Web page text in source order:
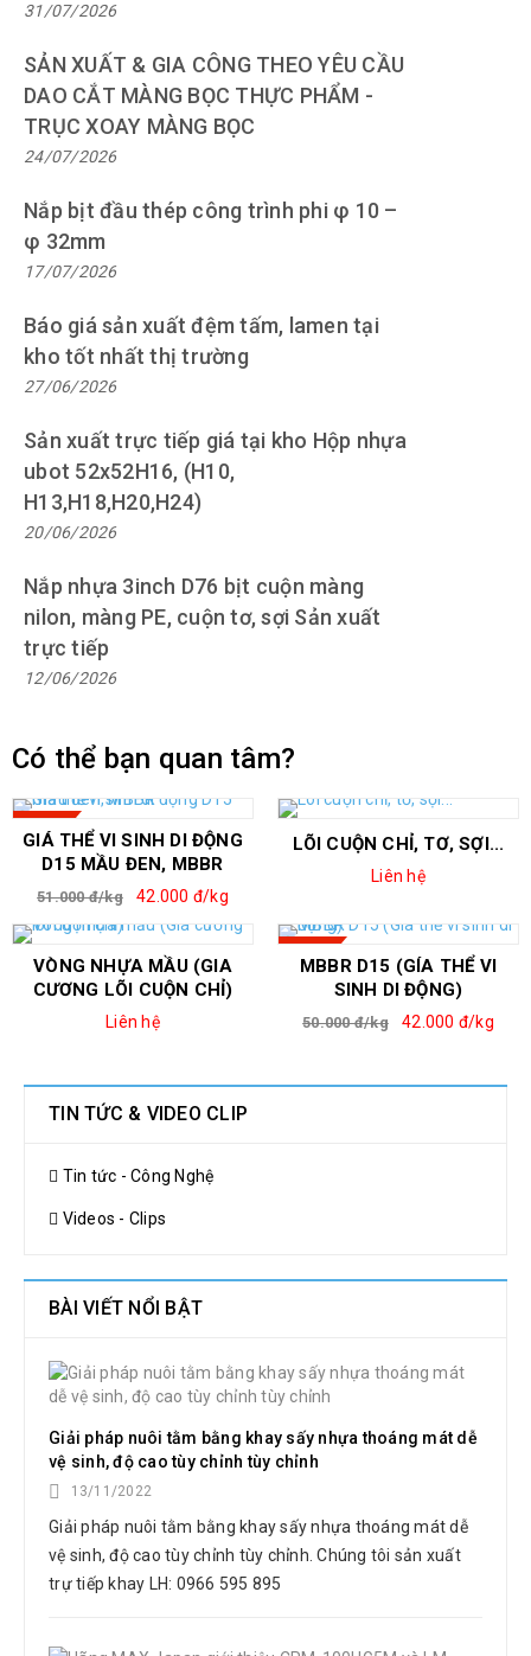
31/07/2026
SẢN XUẤT & GIA CÔNG THEO YÊU CẦU
DAO CẮT MÀNG BỌC THỰC PHẨM -
TRỤC XOAY MÀNG BỌC
24/07/2026
Nắp bịt đầu thép công trình phi φ 10 –
φ 32mm
17/07/2026
Báo giá sản xuất đệm tấm, lamen tại
kho tốt nhất thị trường
27/06/2026
Sản xuất trực tiếp giá tại kho Hộp nhựa
ubot 52x52H16, (H10,
H13,H18,H20,H24)
20/06/2026
Nắp nhựa 3inch D76 bịt cuộn màng
nilon, màng PE, cuộn tơ, sợi Sản xuất
trực tiếp
12/06/2026
Có thể bạn quan tâm?
GIÁ THỂ VI SINH DI ĐỘNG
D15 MẦU ĐEN, MBBR
51.000 đ/kg 42.000 đ/kg
LÕI CUỘN CHỈ, TƠ, SỢI...
Liên hệ
VÒNG NHỰA MẦU (GIA
CƯƠNG LÕI CUỘN CHỈ)
Liên hệ
MBBR D15 (GÍA THỂ VI
SINH DI ĐỘNG)
50.000 đ/kg 42.000 đ/kg
TIN TỨC & VIDEO CLIP
Tin tức - Công Nghệ
Videos - Clips
BÀI VIẾT NỔI BẬT
Giải pháp nuôi tằm bằng khay sấy nhựa thoáng mát dễ
vệ sinh, độ cao tùy chỉnh tùy chỉnh
13/11/2022
Giải pháp nuôi tằm bằng khay sấy nhựa thoáng mát dễ
vệ sinh, độ cao tùy chỉnh tùy chỉnh. Chúng tôi sản xuất
trự tiếp khay LH: 0966 595 895